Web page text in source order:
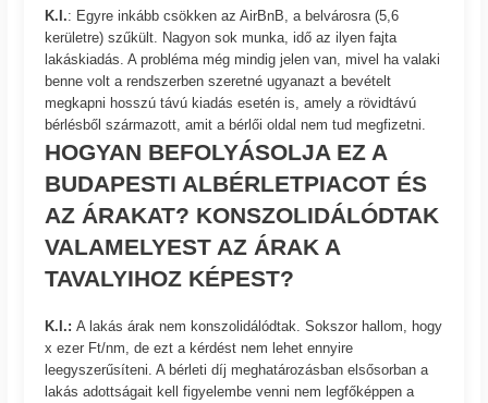
K.I.: Egyre inkább csökken az AirBnB, a belvárosra (5,6
kerületre) szűkült. Nagyon sok munka, idő az ilyen fajta
lakáskiadás. A probléma még mindig jelen van, mivel ha valaki
benne volt a rendszerben szeretné ugyanazt a bevételt
megkapni hosszú távú kiadás esetén is, amely a rövidtávú
bérlésből származott, amit a bérlői oldal nem tud megfizetni.
HOGYAN BEFOLYÁSOLJA EZ A
BUDAPESTI ALBÉRLETPIACOT ÉS
AZ ÁRAKAT? KONSZOLIDÁLÓDTAK
VALAMELYEST AZ ÁRAK A
TAVALYIHOZ KÉPEST?
K.I.:A lakás árak nem konszolidálódtak. Sokszor hallom, hogy
x ezer Ft/nm, de ezt a kérdést nem lehet ennyire
leegyszerűsíteni. A bérleti díj meghatározásban elsősorban a
lakás adottságait kell figyelembe venni nem legfőképpen a